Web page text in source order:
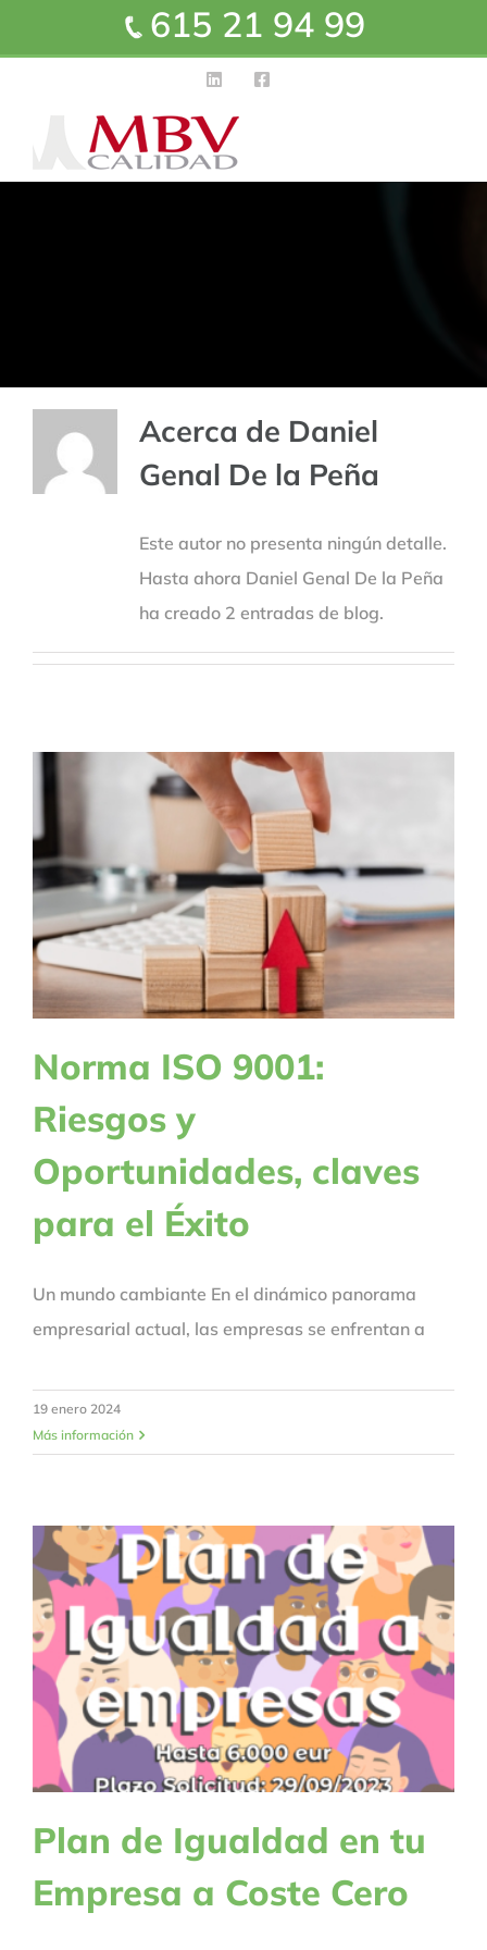
615 21 94 99
Acerca de Daniel
Genal De la Peña
Este autor no presenta ningún detalle.
Hasta ahora Daniel Genal De la Peña
ha creado 2 entradas de blog.
Norma ISO 9001:
Riesgos y
Oportunidades, claves
para el Éxito
Un mundo cambiante En el dinámico panorama
empresarial actual, las empresas se enfrentan a
19 enero 2024
Más información
Plan de Igualdad en tu
Empresa a Coste Cero